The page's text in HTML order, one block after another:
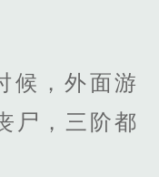
候，外面游
尸，三阶都